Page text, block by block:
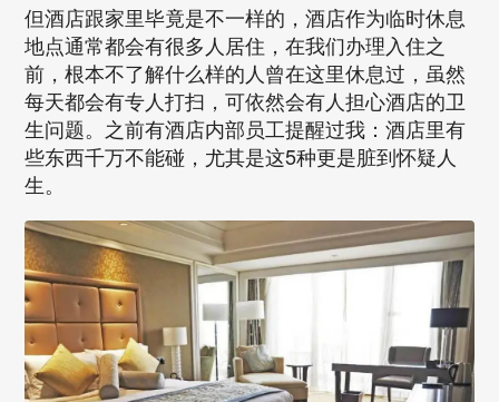
但酒店跟家里毕竟是不一样的，酒店作为临时休息
地点通常都会有很多人居住，在我们办理入住之
前，根本不了解什么样的人曾在这里休息过，虽然
每天都会有专人打扫，可依然会有人担心酒店的卫
生问题。之前有酒店内部员工提醒过我：酒店里有
些东西千万不能碰，尤其是这5种更是脏到怀疑人
生。